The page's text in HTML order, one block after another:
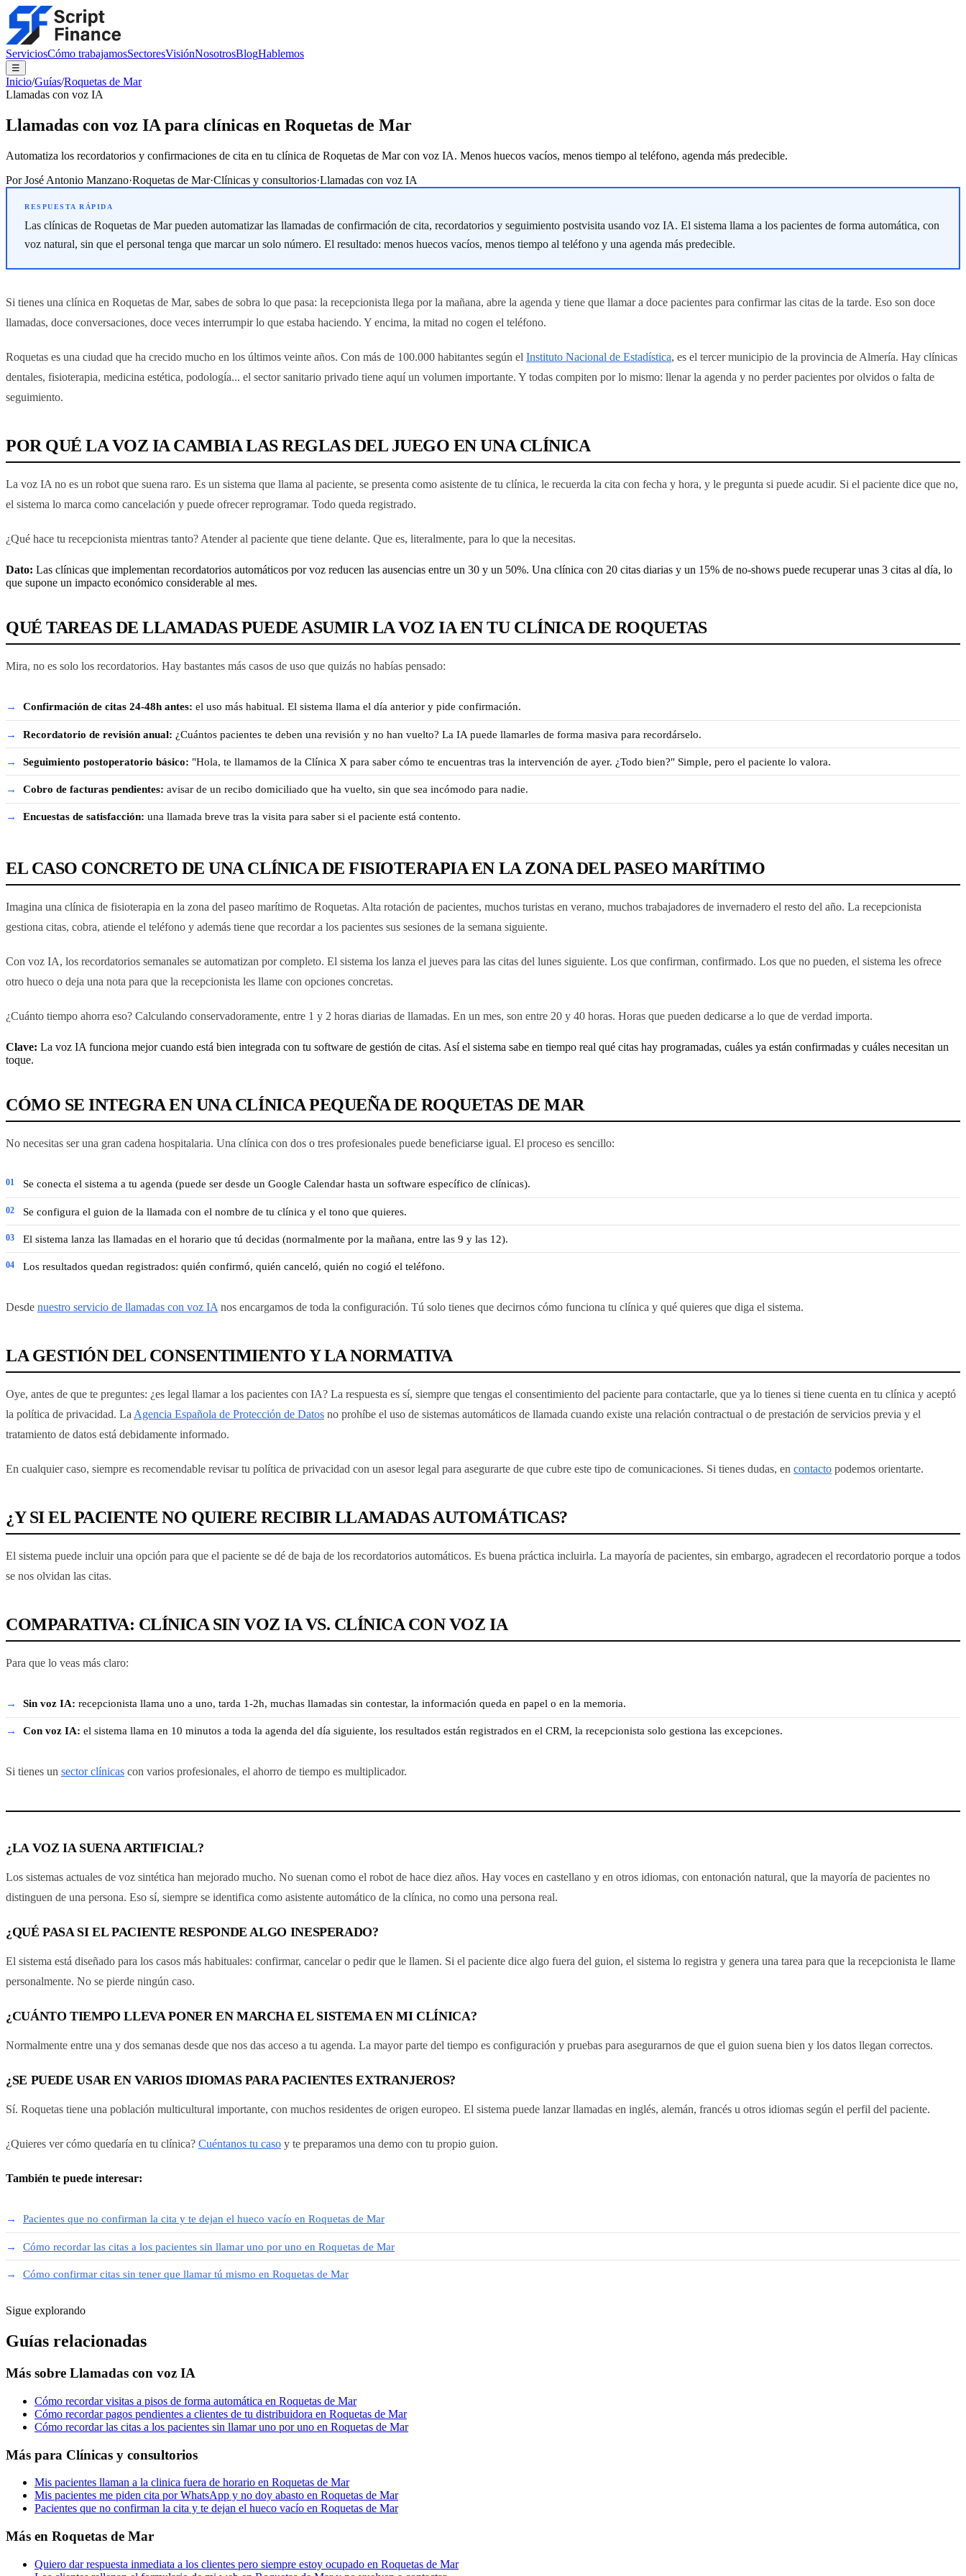
ServiciosCómo trabajamosSectoresVisiónNosotrosBlogHablemos
☰
Inicio/Guías/Roquetas de Mar
Llamadas con voz IA
Llamadas con voz IA para clínicas en Roquetas de Mar
Automatiza los recordatorios y confirmaciones de cita en tu clínica de Roquetas de Mar con voz IA. Menos huecos vacíos, menos tiempo al teléfono, agenda más predecible.
PorJosé Antonio Manzano·Roquetas de Mar·Clínicas y consultorios·Llamadas con voz IA
Las clínicas de Roquetas de Mar pueden automatizar las llamadas de confirmación de cita, recordatorios y seguimiento postvisita usando voz IA. El sistema llama a los pacientes de forma automática, con
voz natural, sin que el personal tenga que marcar un solo número. El resultado: menos huecos vacíos, menos tiempo al teléfono y una agenda más predecible.
Si tienes una clínica en Roquetas de Mar, sabes de sobra lo que pasa: la recepcionista llega por la mañana, abre la agenda y tiene que llamar a doce pacientes para confirmar las citas de la tarde. Eso son doce
llamadas, doce conversaciones, doce veces interrumpir lo que estaba haciendo. Y encima, la mitad no cogen el teléfono.
Roquetas es una ciudad que ha crecido mucho en los últimos veinte años. Con más de 100.000 habitantes según el Instituto Nacional de Estadística, es el tercer municipio de la provincia de Almería. Hay clínicas
dentales, fisioterapia, medicina estética, podología... el sector sanitario privado tiene aquí un volumen importante. Y todas compiten por lo mismo: llenar la agenda y no perder pacientes por olvidos o falta de
seguimiento.
POR QUÉ LA VOZ IA CAMBIA LAS REGLAS DEL JUEGO EN UNA CLÍNICA
La voz IA no es un robot que suena raro. Es un sistema que llama al paciente, se presenta como asistente de tu clínica, le recuerda la cita con fecha y hora, y le pregunta si puede acudir. Si el paciente dice que no,
el sistema lo marca como cancelación y puede ofrecer reprogramar. Todo queda registrado.
¿Qué hace tu recepcionista mientras tanto? Atender al paciente que tiene delante. Que es, literalmente, para lo que la necesitas.
Dato: Las clínicas que implementan recordatorios automáticos por voz reducen las ausencias entre un 30 y un 50%. Una clínica con 20 citas diarias y un 15% de no-shows puede recuperar unas 3 citas al día, lo
que supone un impacto económico considerable al mes.
QUÉ TAREAS DE LLAMADAS PUEDE ASUMIR LA VOZ IA EN TU CLÍNICA DE ROQUETAS
Mira, no es solo los recordatorios. Hay bastantes más casos de uso que quizás no habías pensado:
Confirmación de citas 24-48h antes: el uso más habitual. El sistema llama el día anterior y pide confirmación.
Recordatorio de revisión anual: ¿Cuántos pacientes te deben una revisión y no han vuelto? La IA puede llamarles de forma masiva para recordárselo.
Seguimiento postoperatorio básico: "Hola, te llamamos de la Clínica X para saber cómo te encuentras tras la intervención de ayer. ¿Todo bien?" Simple, pero el paciente lo valora.
Cobro de facturas pendientes: avisar de un recibo domiciliado que ha vuelto, sin que sea incómodo para nadie.
Encuestas de satisfacción: una llamada breve tras la visita para saber si el paciente está contento.
EL CASO CONCRETO DE UNA CLÍNICA DE FISIOTERAPIA EN LA ZONA DEL PASEO MARÍTIMO
Imagina una clínica de fisioterapia en la zona del paseo marítimo de Roquetas. Alta rotación de pacientes, muchos turistas en verano, muchos trabajadores de invernadero el resto del año. La recepcionista
gestiona citas, cobra, atiende el teléfono y además tiene que recordar a los pacientes sus sesiones de la semana siguiente.
Con voz IA, los recordatorios semanales se automatizan por completo. El sistema los lanza el jueves para las citas del lunes siguiente. Los que confirman, confirmado. Los que no pueden, el sistema les ofrece
otro hueco o deja una nota para que la recepcionista les llame con opciones concretas.
¿Cuánto tiempo ahorra eso? Calculando conservadoramente, entre 1 y 2 horas diarias de llamadas. En un mes, son entre 20 y 40 horas. Horas que pueden dedicarse a lo que de verdad importa.
Clave: La voz IA funciona mejor cuando está bien integrada con tu software de gestión de citas. Así el sistema sabe en tiempo real qué citas hay programadas, cuáles ya están confirmadas y cuáles necesitan un
toque.
CÓMO SE INTEGRA EN UNA CLÍNICA PEQUEÑA DE ROQUETAS DE MAR
No necesitas ser una gran cadena hospitalaria. Una clínica con dos o tres profesionales puede beneficiarse igual. El proceso es sencillo:
Se conecta el sistema a tu agenda (puede ser desde un Google Calendar hasta un software específico de clínicas).
Se configura el guion de la llamada con el nombre de tu clínica y el tono que quieres.
El sistema lanza las llamadas en el horario que tú decidas (normalmente por la mañana, entre las 9 y las 12).
Los resultados quedan registrados: quién confirmó, quién canceló, quién no cogió el teléfono.
Desde nuestro servicio de llamadas con voz IA nos encargamos de toda la configuración. Tú solo tienes que decirnos cómo funciona tu clínica y qué quieres que diga el sistema.
LA GESTIÓN DEL CONSENTIMIENTO Y LA NORMATIVA
Oye, antes de que te preguntes: ¿es legal llamar a los pacientes con IA? La respuesta es sí, siempre que tengas el consentimiento del paciente para contactarle, que ya lo tienes si tiene cuenta en tu clínica y aceptó
la política de privacidad. La Agencia Española de Protección de Datos no prohíbe el uso de sistemas automáticos de llamada cuando existe una relación contractual o de prestación de servicios previa y el
tratamiento de datos está debidamente informado.
En cualquier caso, siempre es recomendable revisar tu política de privacidad con un asesor legal para asegurarte de que cubre este tipo de comunicaciones. Si tienes dudas, en contacto podemos orientarte.
¿Y SI EL PACIENTE NO QUIERE RECIBIR LLAMADAS AUTOMÁTICAS?
El sistema puede incluir una opción para que el paciente se dé de baja de los recordatorios automáticos. Es buena práctica incluirla. La mayoría de pacientes, sin embargo, agradecen el recordatorio porque a todos
se nos olvidan las citas.
COMPARATIVA: CLÍNICA SIN VOZ IA VS. CLÍNICA CON VOZ IA
Para que lo veas más claro:
Sin voz IA: recepcionista llama uno a uno, tarda 1-2h, muchas llamadas sin contestar, la información queda en papel o en la memoria.
Con voz IA: el sistema llama en 10 minutos a toda la agenda del día siguiente, los resultados están registrados en el CRM, la recepcionista solo gestiona las excepciones.
Si tienes un sector clínicas con varios profesionales, el ahorro de tiempo es multiplicador.
¿LA VOZ IA SUENA ARTIFICIAL?
Los sistemas actuales de voz sintética han mejorado mucho. No suenan como el robot de hace diez años. Hay voces en castellano y en otros idiomas, con entonación natural, que la mayoría de pacientes no
distinguen de una persona. Eso sí, siempre se identifica como asistente automático de la clínica, no como una persona real.
¿QUÉ PASA SI EL PACIENTE RESPONDE ALGO INESPERADO?
El sistema está diseñado para los casos más habituales: confirmar, cancelar o pedir que le llamen. Si el paciente dice algo fuera del guion, el sistema lo registra y genera una tarea para que la recepcionista le llame
personalmente. No se pierde ningún caso.
¿CUÁNTO TIEMPO LLEVA PONER EN MARCHA EL SISTEMA EN MI CLÍNICA?
Normalmente entre una y dos semanas desde que nos das acceso a tu agenda. La mayor parte del tiempo es configuración y pruebas para asegurarnos de que el guion suena bien y los datos llegan correctos.
¿SE PUEDE USAR EN VARIOS IDIOMAS PARA PACIENTES EXTRANJEROS?
Sí. Roquetas tiene una población multicultural importante, con muchos residentes de origen europeo. El sistema puede lanzar llamadas en inglés, alemán, francés u otros idiomas según el perfil del paciente.
¿Quieres ver cómo quedaría en tu clínica? Cuéntanos tu caso y te preparamos una demo con tu propio guion.
También te puede interesar:
Pacientes que no confirman la cita y te dejan el hueco vacío en Roquetas de Mar
Cómo recordar las citas a los pacientes sin llamar uno por uno en Roquetas de Mar
Cómo confirmar citas sin tener que llamar tú mismo en Roquetas de Mar
Sigue explorando
Guías relacionadas
Más sobre Llamadas con voz IA
Cómo recordar visitas a pisos de forma automática en Roquetas de Mar
Cómo recordar pagos pendientes a clientes de tu distribuidora en Roquetas de Mar
Cómo recordar las citas a los pacientes sin llamar uno por uno en Roquetas de Mar
Más para Clínicas y consultorios
Mis pacientes llaman a la clinica fuera de horario en Roquetas de Mar
Mis pacientes me piden cita por WhatsApp y no doy abasto en Roquetas de Mar
Pacientes que no confirman la cita y te dejan el hueco vacío en Roquetas de Mar
Más en Roquetas de Mar
Quiero dar respuesta inmediata a los clientes pero siempre estoy ocupado en Roquetas de Mar